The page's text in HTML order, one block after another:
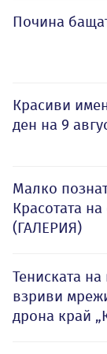
Почина
Красиви
ден на 9
Малко
Красотата
(ГАЛЕРИЯ)
Тениската
взриви
дрона край